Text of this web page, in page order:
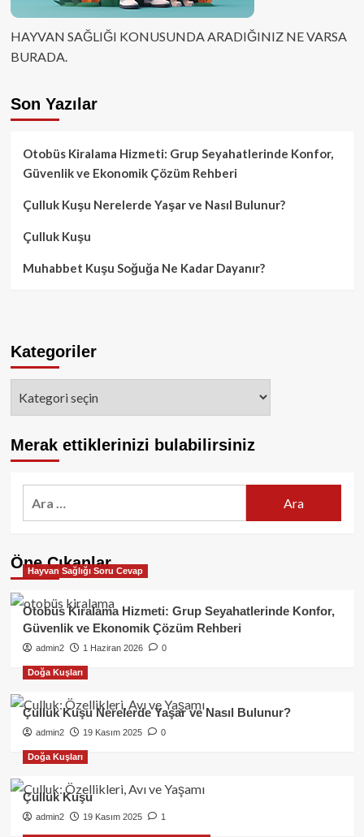
HAYVAN SAĞLIĞI KONUSUNDA ARADIĞINIZ NE VARSA
BURADA.
Son Yazılar
Otobüs Kiralama Hizmeti: Grup Seyahatlerinde Konfor,
Güvenlik ve Ekonomik Çözüm Rehberi
Çulluk Kuşu Nerelerde Yaşar ve Nasıl Bulunur?
Çulluk Kuşu
Muhabbet Kuşu Soğuğa Ne Kadar Dayanır?
Kategoriler
Merak ettiklerinizi bulabilirsiniz
Öne Çıkanlar
Hayvan Sağlığı Soru Cevap
Otobüs Kiralama Hizmeti: Grup Seyahatlerinde Konfor,
Güvenlik ve Ekonomik Çözüm Rehberi
admin2 1 Haziran 2026 0
Doğa Kuşları
Çulluk Kuşu Nerelerde Yaşar ve Nasıl Bulunur?
admin2 19 Kasım 2025 0
Doğa Kuşları
Çulluk Kuşu
admin2 19 Kasım 2025 1